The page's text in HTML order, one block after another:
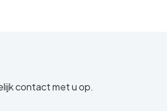
contact met u op.